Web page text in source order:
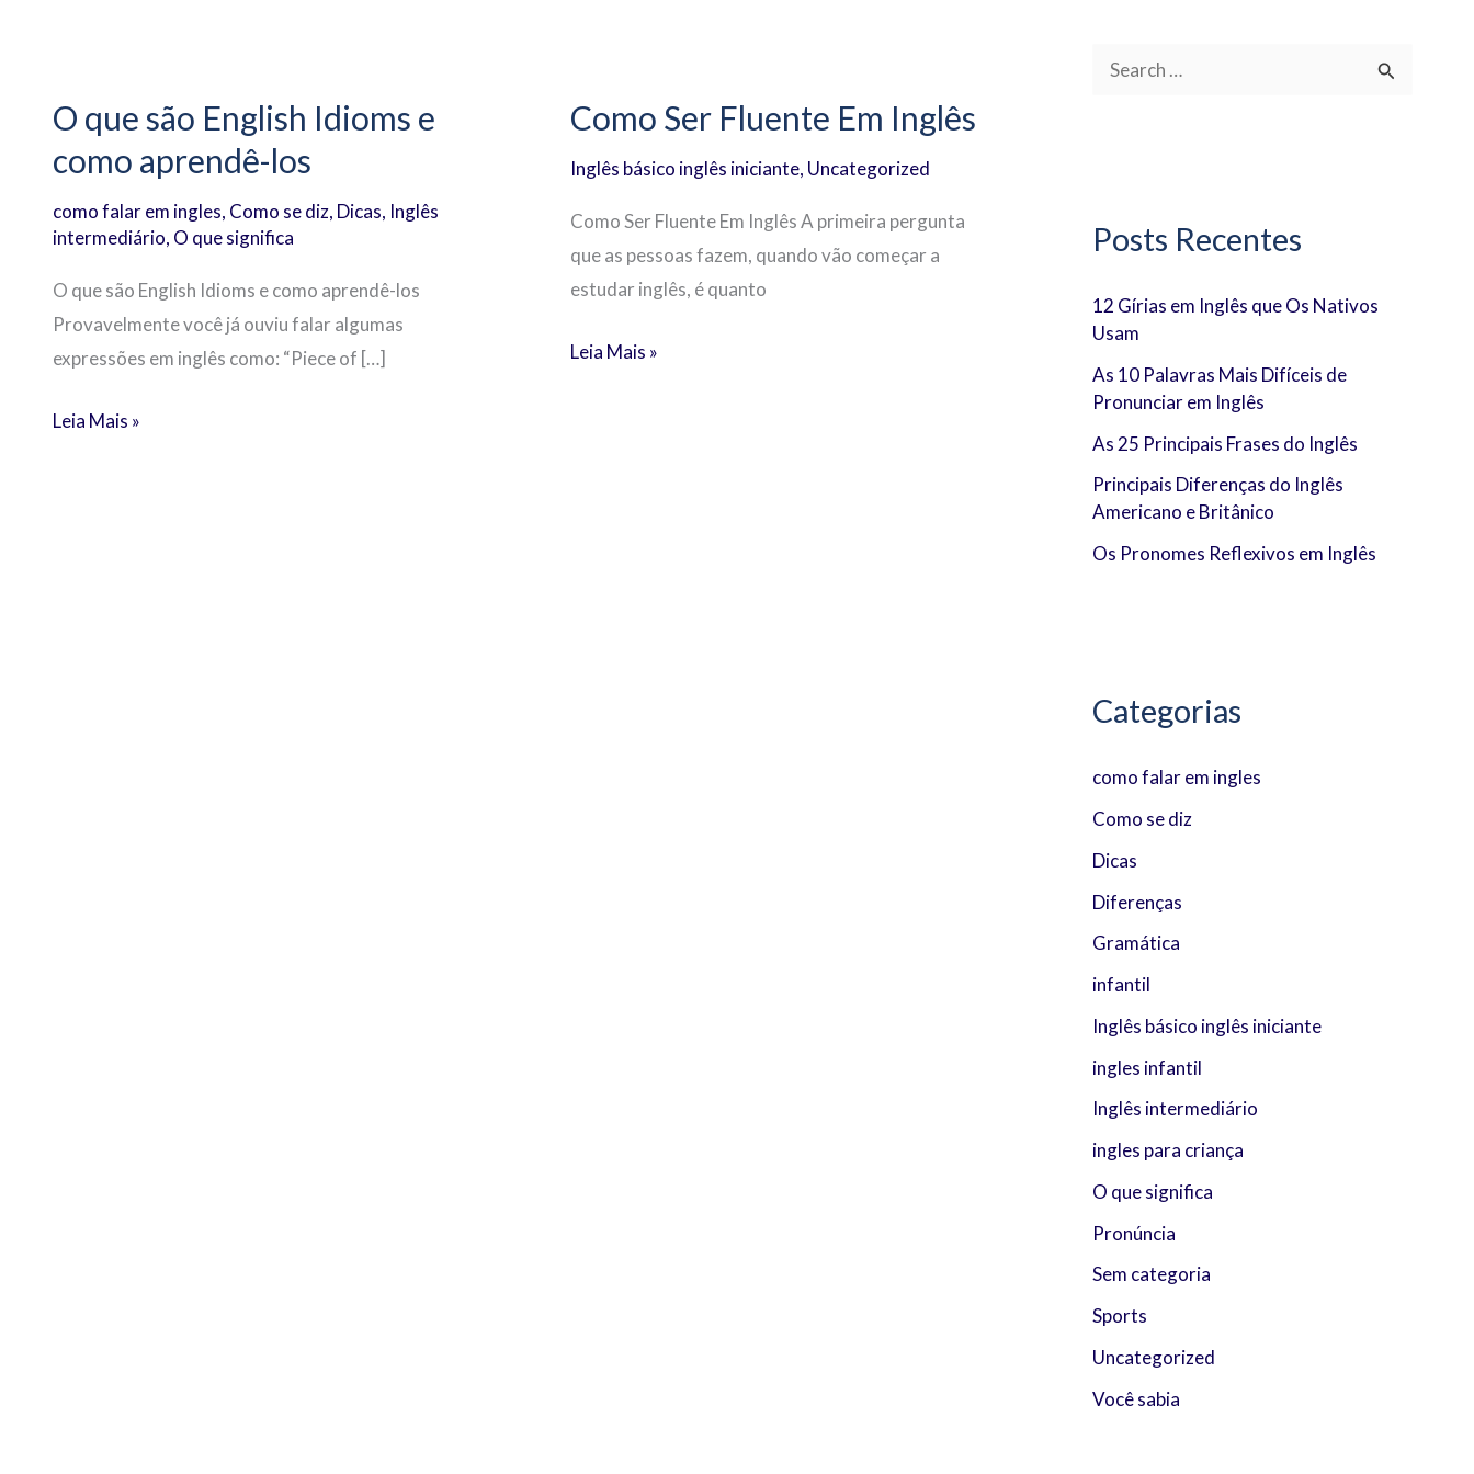
O que são English Idioms e
como aprendê-los
como falar em ingles, Como se diz, Dicas, Inglês
intermediário, O que significa
O que são English Idioms e como aprendê-los
Provavelmente você já ouviu falar algumas
expressões em inglês como: “Piece of […]
são
English
e
aprendê-
los
Leia Mais »
Como Ser Fluente Em Inglês
Inglês básico inglês iniciante, Uncategorized
Como Ser Fluente Em Inglês A primeira pergunta
que as pessoas fazem, quando vão começar a
estudar inglês, é quanto
Fluente
Inglês
Leia Mais »
u
s
a
r
p
o
r
:
Posts Recentes
12 Gírias em Inglês que Os Nativos
Usam
As 10 Palavras Mais Difíceis de
Pronunciar em Inglês
As 25 Principais Frases do Inglês
Principais Diferenças do Inglês
Americano e Britânico
Os Pronomes Reflexivos em Inglês
Categorias
como falar em ingles
Como se diz
Dicas
Diferenças
Gramática
infantil
Inglês básico inglês iniciante
ingles infantil
Inglês intermediário
ingles para criança
O que significa
Pronúncia
Sem categoria
Sports
Uncategorized
Você sabia